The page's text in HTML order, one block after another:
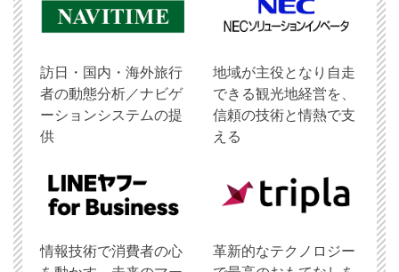
訪日・国内・海外旅行
者の動態分析／ナビゲ
ーションシステムの提
供
地域が主役となり自走
できる観光地経営を、
信頼の技術と情熱で支
える
情報技術で消費者の心
革新的なテクノロジー